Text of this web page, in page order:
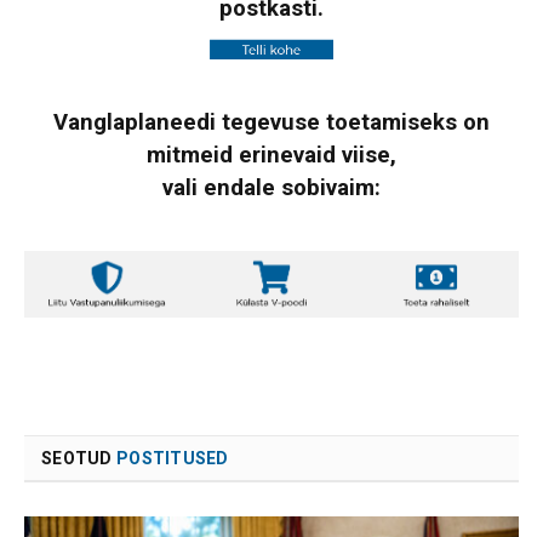
postkasti.
Vanglaplaneedi tegevuse toetamiseks on
mitmeid erinevaid viise,
vali endale sobivaim:
SEOTUD POSTITUSED